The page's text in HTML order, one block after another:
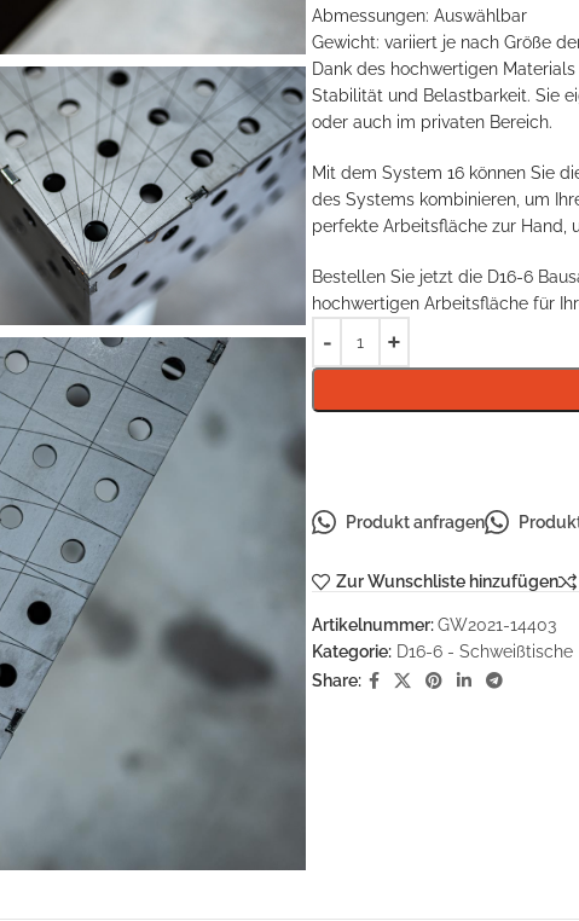
Abmessungen: Auswählbar
Gewicht: variiert je nach Größe
Dank des hochwertigen
Stabilität und Belastbarkeit. Sie
oder auch im privaten Bereich.
Mit dem System 16 können Sie
des Systems kombinieren, um
perfekte Arbeitsfläche zur Hand,
Bestellen Sie jetzt die D16-6
hochwertigen Arbeitsfläche für
Produkt anfragen
Zur Wunschliste hinzufügen
Artikelnummer:GW2021-14403
Kategorie: D16-6 - Schweißtische
Share: